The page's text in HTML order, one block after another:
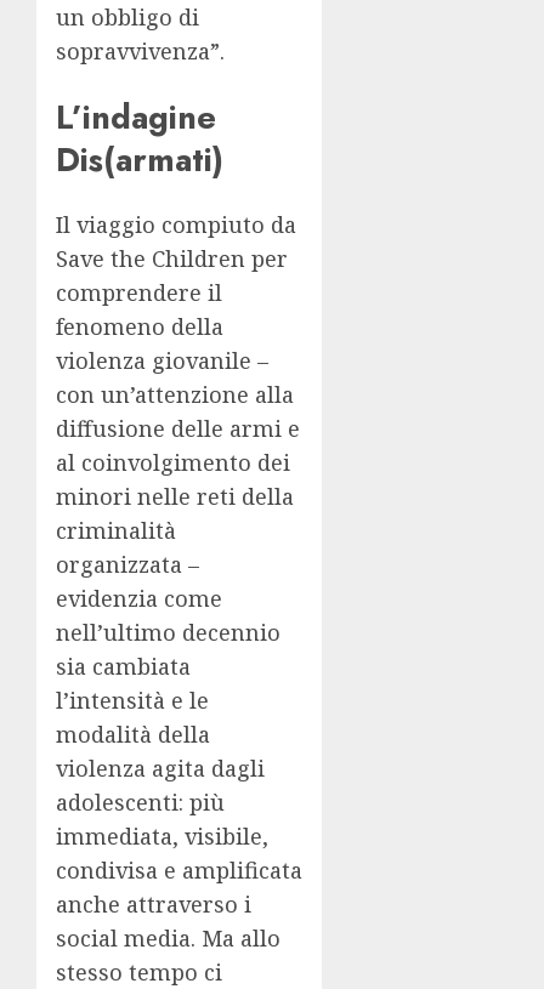
un obbligo di
sopravvivenza”.
L’indagine
Dis(armati)
Il viaggio compiuto da
Save the Children per
comprendere il
fenomeno della
violenza giovanile –
con un’attenzione alla
diffusione delle armi e
al coinvolgimento dei
minori nelle reti della
criminalità
organizzata –
evidenzia come
nell’ultimo decennio
sia cambiata
l’intensità e le
modalità della
violenza agita dagli
adolescenti: più
immediata, visibile,
condivisa e amplificata
anche attraverso i
social media. Ma allo
stesso tempo ci